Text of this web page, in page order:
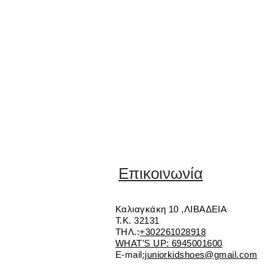
Επικοινωνία
Καλιαγκάκη 10 ,ΛΙΒΑΔΕΙΑ
Τ.Κ. 32131
ΤΗΛ.:+302261028918
WHAT'S UP: 6945001600
E-mail:juniorkidshoes@gmail.com